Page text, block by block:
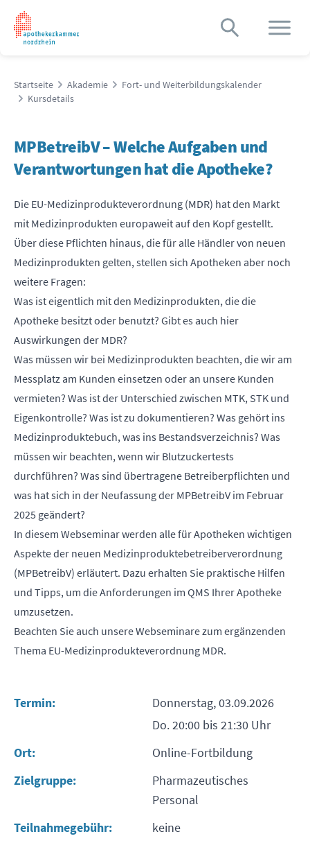
Startseite Akademie
Fort- und Weiterbildungskalender
Kursdetails
MPBetreibV – Welche Aufgaben und
Verantwortungen hat die Apotheke?
Die EU-Medizinprodukteverordnung (MDR) hat den Markt
mit Medizinprodukten europaweit auf den Kopf gestellt.
Über diese Pflichten hinaus, die für alle Händler von neuen
Medizinprodukten gelten, stellen sich Apotheken aber noch
weitere Fragen:
Was ist eigentlich mit den Medizinprodukten, die die
Apotheke besitzt oder benutzt? Gibt es auch hier
Auswirkungen der MDR?
Was müssen wir bei Medizinprodukten beachten, die wir am
Messplatz am Kunden einsetzen oder an unsere Kunden
vermieten? Was ist der Unterschied zwischen MTK, STK und
Eigenkontrolle? Was ist zu dokumentieren? Was gehört ins
Medizinproduktebuch, was ins Bestandsverzeichnis? Was
müssen wir beachten, wenn wir Blutzuckertests
durchführen? Was sind übertragene Betreiberpflichten und
was hat sich in der Neufassung der MPBetreibV im Februar
2025 geändert?
In diesem Webseminar werden alle für Apotheken wichtigen
Aspekte der neuen Medizinproduktebetreiberverordnung
(MPBetreibV) erläutert. Dazu erhalten Sie praktische Hilfen
und Tipps, um die Anforderungen im QMS Ihrer Apotheke
umzusetzen.
Beachten Sie auch unsere Webseminare zum ergänzenden
Thema EU-Medizinprodukteverordnung MDR.
Termin:
Donnerstag, 03.09.2026
Do. 20:00 bis 21:30 Uhr
Ort:
Online-Fortbildung
Zielgruppe:
Pharmazeutisches
Personal
Teilnahmegebühr:
keine